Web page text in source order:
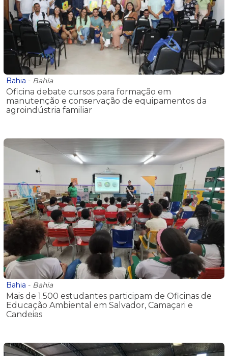
Bahia - Bahia
Oficina debate cursos para formação em
manutenção e conservação de equipamentos da
agroindústria familiar
Bahia - Bahia
Mais de 1.500 estudantes participam de Oficinas de
Educação Ambiental em Salvador, Camaçari e
Candeias